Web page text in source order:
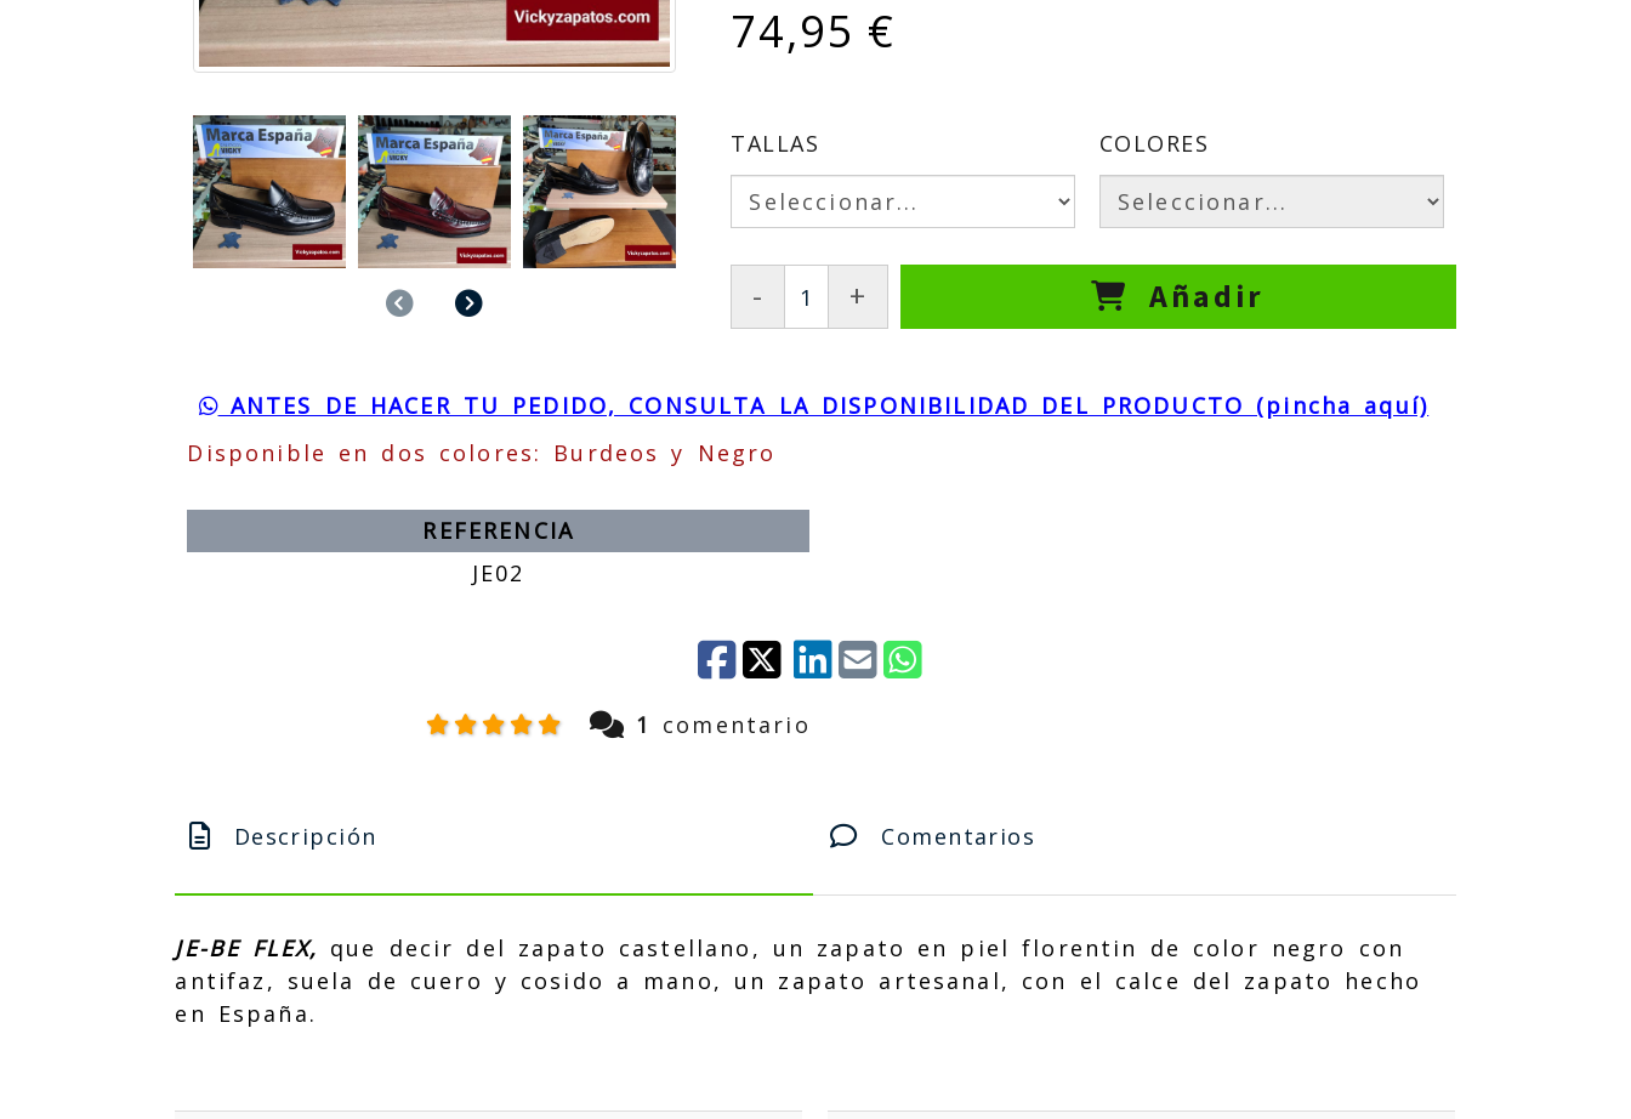
AnteriorSiguiente
74,95 €
TALLAS COLORES
- + Añadir
ANTES DE HACER TU PEDIDO, CONSULTA LA DISPONIBILIDAD DEL PRODUCTO (pincha aquí)
Disponible en dos colores: Burdeos y Negro
REFERENCIA
JE02
1 comentario
Descripción Comentarios
JE-BE FLEX, que decir del zapato castellano, un zapato en piel florentin de color negro con
antifaz, suela de cuero y cosido a mano, un zapato artesanal, con el calce del zapato hecho
en España.